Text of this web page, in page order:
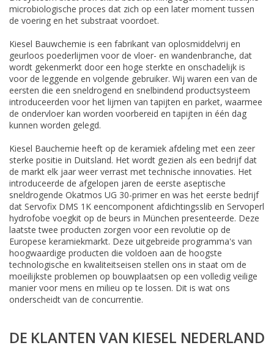
microbiologische proces dat zich op een later moment tussen
de voering en het substraat voordoet.
Kiesel Bauwchemie is een fabrikant van oplosmiddelvrij en
geurloos poederlijmen voor de vloer- en wandenbranche, dat
wordt gekenmerkt door een hoge sterkte en onschadelijk is
voor de leggende en volgende gebruiker. Wij waren een van de
eersten die een sneldrogend en snelbindend productsysteem
introduceerden voor het lijmen van tapijten en parket, waarmee
de ondervloer kan worden voorbereid en tapijten in één dag
kunnen worden gelegd.
Kiesel Bauchemie heeft op de keramiek afdeling met een zeer
sterke positie in Duitsland. Het wordt gezien als een bedrijf dat
de markt elk jaar weer verrast met technische innovaties. Het
introduceerde de afgelopen jaren de eerste aseptische
sneldrogende Okatmos UG 30-primer en was het eerste bedrijf
dat Servofix DMS 1K eencomponent afdichtingsslib en Servoperl
hydrofobe voegkit op de beurs in München presenteerde. Deze
laatste twee producten zorgen voor een revolutie op de
Europese keramiekmarkt. Deze uitgebreide programma's van
hoogwaardige producten die voldoen aan de hoogste
technologische en kwaliteitseisen stellen ons in staat om de
moeilijkste problemen op bouwplaatsen op een volledig veilige
manier voor mens en milieu op te lossen. Dit is wat ons
onderscheidt van de concurrentie.
DE KLANTEN VAN KIESEL NEDERLAND